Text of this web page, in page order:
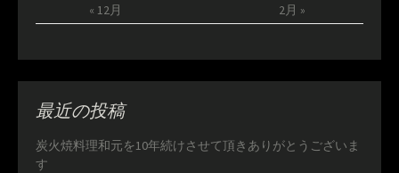
« 12月 2月 »
最近の投稿
炭火焼料理和元を10年続けさせて頂きありがとうございま
す